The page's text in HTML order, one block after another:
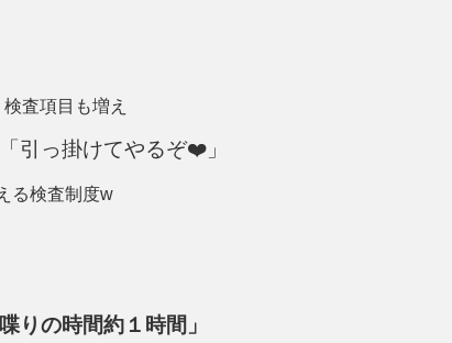
査項目も増え
引っ掛けてやるぞ❤️」
る検査制度w
りの時間約１時間」